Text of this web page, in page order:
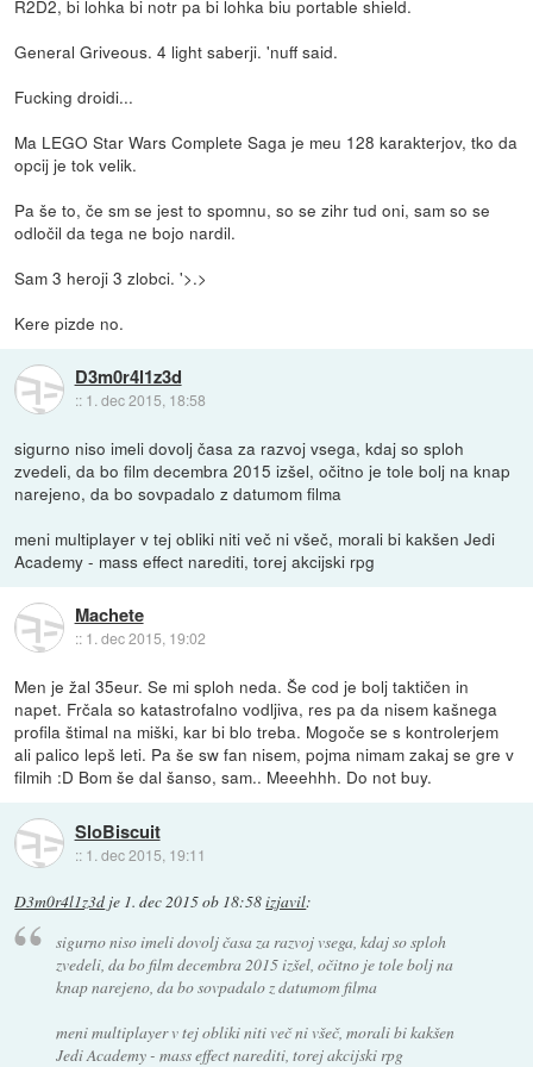
R2D2, bi lohka bi notr pa bi lohka biu portable shield.
General Griveous. 4 light saberji. 'nuff said.
Fucking droidi...
Ma LEGO Star Wars Complete Saga je meu 128 karakterjov, tko da
opcij je tok velik.
Pa še to, če sm se jest to spomnu, so se zihr tud oni, sam so se
odločil da tega ne bojo nardil.
Sam 3 heroji 3 zlobci. '>.>
Kere pizde no.
D3m0r4l1z3d
:: 1. dec 2015, 18:58
sigurno niso imeli dovolj časa za razvoj vsega, kdaj so sploh
zvedeli, da bo film decembra 2015 izšel, očitno je tole bolj na knap
narejeno, da bo sovpadalo z datumom filma
meni multiplayer v tej obliki niti več ni všeč, morali bi kakšen Jedi
Academy - mass effect narediti, torej akcijski rpg
Machete
:: 1. dec 2015, 19:02
Men je žal 35eur. Se mi sploh neda. Še cod je bolj taktičen in
napet. Frčala so katastrofalno vodljiva, res pa da nisem kašnega
profila štimal na miški, kar bi blo treba. Mogoče se s kontrolerjem
ali palico lepš leti. Pa še sw fan nisem, pojma nimam zakaj se gre v
filmih :D Bom še dal šanso, sam.. Meeehhh. Do not buy.
SloBiscuit
:: 1. dec 2015, 19:11
D3m0r4l1z3d je 1. dec 2015 ob 18:58izjavil:
sigurno niso imeli dovolj časa za razvoj vsega, kdaj so sploh
zvedeli, da bo film decembra 2015 izšel, očitno je tole bolj na
knap narejeno, da bo sovpadalo z datumom filma
meni multiplayer v tej obliki niti več ni všeč, morali bi kakšen
Jedi Academy - mass effect narediti, torej akcijski rpg